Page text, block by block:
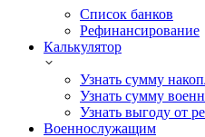
Список банков
Рефинансирование
Калькулятор
Узнать сумму
Узнать сумму
Узнать выгоду от
Военнослужащим